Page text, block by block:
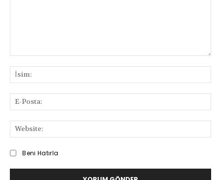
ve
Deneyimlerinizi
Beni Hatırla